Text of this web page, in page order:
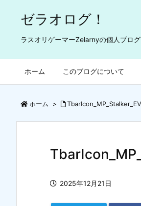
ゼラオログ！
ラスオリゲーマーZelarnyの個人ブロ
ホーム このブログについて
ホーム >
2025年12月21日